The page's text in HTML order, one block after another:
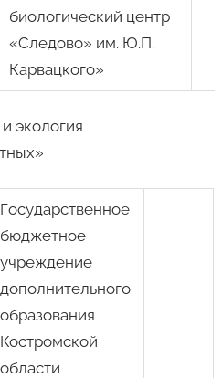
биологический центр
«Следово» им. Ю.П.
Карвацкого»
экология
Государственное
бюджетное
учреждение
дополнительного
образования
Костромской
области